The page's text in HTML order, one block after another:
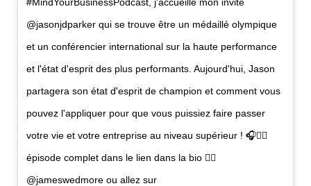
@jasonjdparker qui se trouve être un médaillé olympique
et un conférencier international sur la haute performance
et l'état d'esprit des plus performants. Aujourd'hui, Jason
partagera son état d'esprit de champion et comment vous
pouvez l'appliquer pour que vous puissiez faire passer
votre vie et votre entreprise au niveau supérieur ! 🎧👇🏻
épisode complet dans le lien dans la bio 👉🏻
@jameswedmore ou allez sur